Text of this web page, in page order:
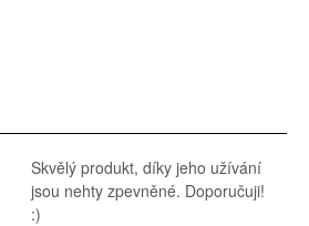
Skvělý produkt, díky jeho užívání
jsou nehty zpevněné. Doporučuji!
:)